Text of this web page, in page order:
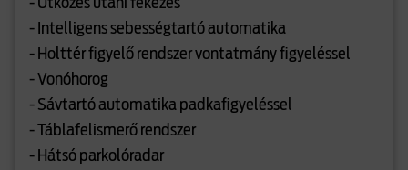
- Ütközés utáni fékezés
- Intelligens sebességtartó automatika
- Holttér figyelő rendszer vontatmány figyeléssel
- Vonóhorog
- Sávtartó automatika padkafigyeléssel
- Táblafelismerő rendszer
- Hátsó parkolóradar